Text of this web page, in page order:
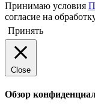
Принимаю условия
согласие на
Принять
Close
Обзор